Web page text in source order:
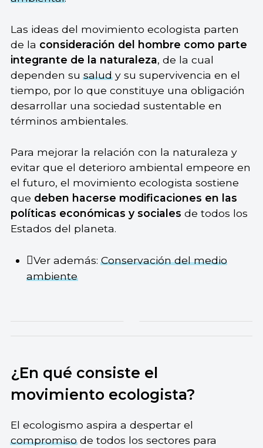
Las ideas del movimiento ecologista parten
de la consideración del hombre como parte
integrante de la naturaleza, de la cual
dependen susaludy su supervivencia en el
tiempo, por lo que constituye una obligación
desarrollar una sociedad sustentable en
términos ambientales.
Para mejorar la relación con la naturaleza y
evitar que el deterioro ambiental empeore en
el futuro, el movimiento ecologista sostiene
que deben hacerse modificaciones en las
políticas económicas y sociales de todos los
Estados del planeta.
Ver además:Conservación del medio
ambiente
¿En qué consiste el
movimiento ecologista?
El ecologismo aspira a despertar el
compromisode todos los sectores para